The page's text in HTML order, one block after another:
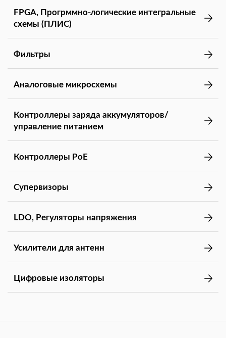
FPGA, Прогрммно-логические интегральные
схемы (ПЛИС)
Фильтры
Аналоговые микросхемы
Контроллеры заряда аккумуляторов/
управление питанием
Контроллеры PoE
Супервизоры
LDO, Регуляторы напряжения
Усилители для антенн
Цифровые изоляторы